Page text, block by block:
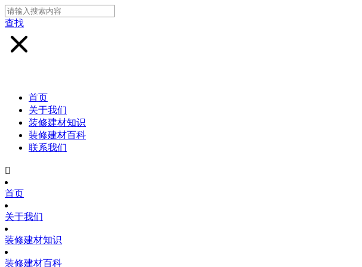
查找
首页
关于我们
装修建材知识
装修建材百科
联系我们

首页
关于我们
装修建材知识
装修建材百科